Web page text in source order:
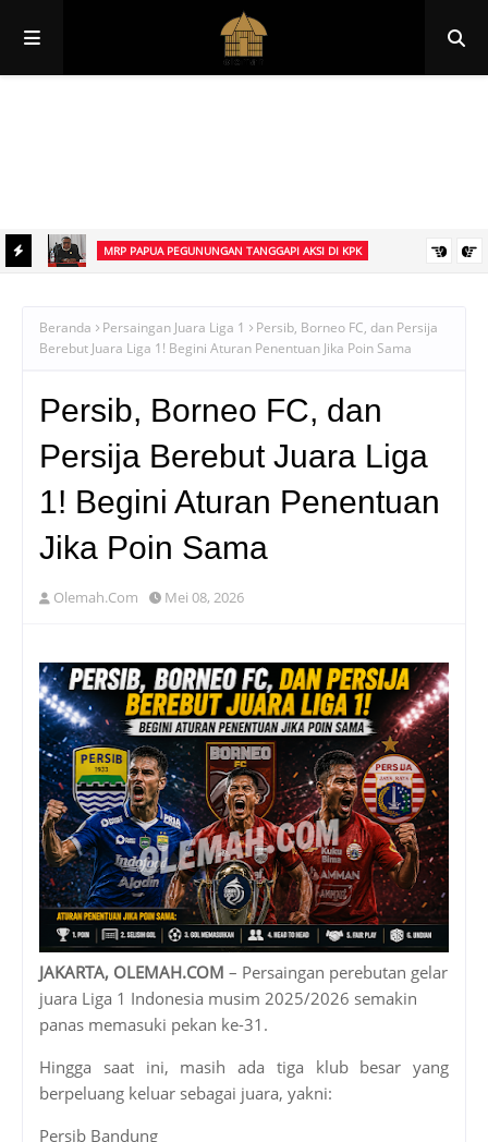
MRP PAPUA PEGUNUNGAN TANGGAPI AKSI DI KPK
Beranda Persaingan Juara Liga 1
Persib, Borneo FC, dan Persija
Berebut Juara Liga 1! Begini Aturan Penentuan Jika Poin Sama
Persib, Borneo FC, dan
Persija Berebut Juara Liga
1! Begini Aturan Penentuan
Jika Poin Sama
Olemah.Com Mei 08, 2026
JAKARTA, OLEMAH.COM – Persaingan perebutan gelar
juara Liga 1 Indonesia musim 2025/2026 semakin
panas memasuki pekan ke-31.
Hingga saat ini, masih ada tiga klub besar yang
berpeluang keluar sebagai juara, yakni:
Persib Bandung